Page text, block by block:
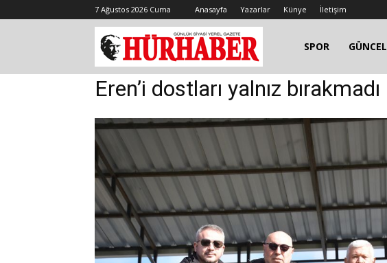
7 Ağustos 2026 Cuma Anasayfa Yazarlar Künye İletişim
SPOR GÜNCEL
Eren’i dostları yalnız bırakmadı